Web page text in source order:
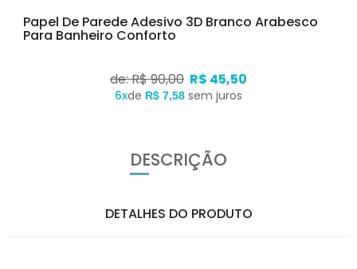
Papel De Parede Adesivo 3D Branco Arabesco
Para Banheiro Conforto
de: R$ 90,00 R$ 45,50
6xde R$ 7,58 sem juros
DESCRIÇÃO
DETALHES DO PRODUTO